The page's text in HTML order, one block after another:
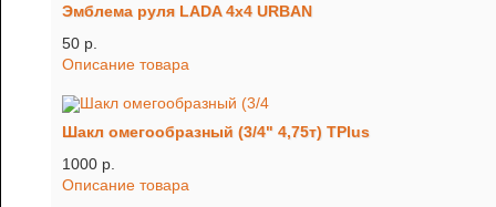
Эмблема руля LADA 4x4 URBAN
50 p.
Описание товара
Шакл омегообразный (3/4" 4,75т) TРlus
1000 p.
Описание товара